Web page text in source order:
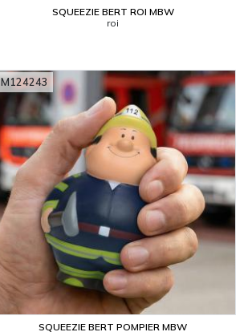
SQUEEZIE BERT ROI MBW
roi
SQUEEZIE BERT POMPIER MBW
M124243